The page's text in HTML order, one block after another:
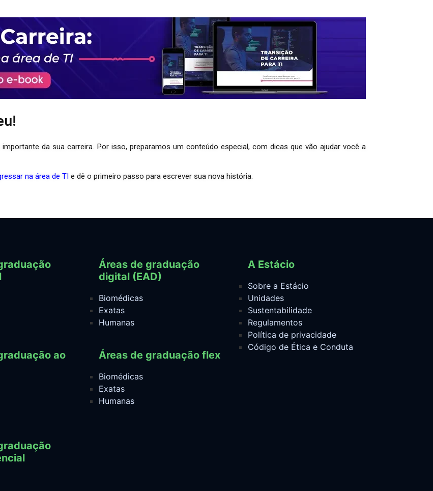
da sua carreira. Por isso, preparamos um conteúdo especial, com dicas que vão ajudar você a
na área de TI e dê o primeiro passo para escrever sua nova história.
ao
Áreas de graduação
digital (EAD)
Biomédicas
Exatas
Humanas
Áreas de graduação flex
Biomédicas
Exatas
Humanas
A Estácio
Sobre a Estácio
Unidades
Sustentabilidade
Regulamentos
Política de privacidade
Código de Ética e Conduta